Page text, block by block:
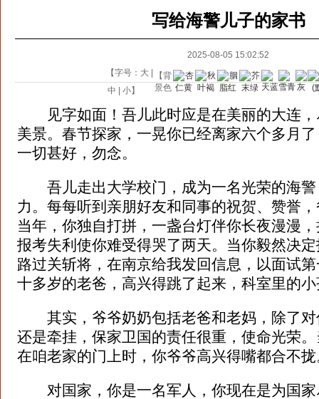
写给海警儿子的家书
2025-08-05 15:02:52
【字号： 大
中
|小】
【背
景色
见字如面！吾儿此时应是在美丽的大连，
美景。春节探家，一晃你已经离家六个多月
一切甚好，勿念。
吾儿走出大学校门，成为一名光荣的海警
力。每每听到亲朋好友和同事的祝贺、赞誉
当年，你独自打拼，一盏台灯伴你长夜漫漫
报考失利使你难受得哭了两天。当你毅然决
路过关斩将，在南京给我发回信息，以面试
十多岁的老爸，高兴得跳了起来，科室里的
其实，爷爷奶奶包括老爸和老妈，除了对
还是牵挂，保家卫国的责任很重，使命光荣
在咱老家的门上时，你爷爷高兴得嘴都合不
对国家，你是一名军人，你现在是为国家